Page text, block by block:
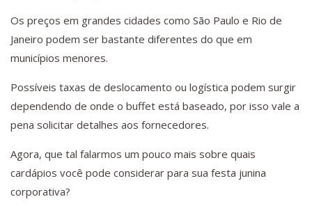
Os preços em grandes cidades como São Paulo e Rio de
Janeiro podem ser bastante diferentes do que em
municípios menores.
Possíveis taxas de deslocamento ou logística podem surgir
dependendo de onde o buffet está baseado, por isso vale a
pena solicitar detalhes aos fornecedores.
Agora, que tal falarmos um pouco mais sobre quais
cardápios você pode considerar para sua festa junina
corporativa?